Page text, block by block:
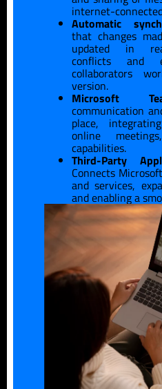
internet-
Automatic
that changes
updated in
conflicts and
collaborators
version.
Microsoft
communication
place,
online
capabilities.
Third-Party
Connects
and services,
and enabling a